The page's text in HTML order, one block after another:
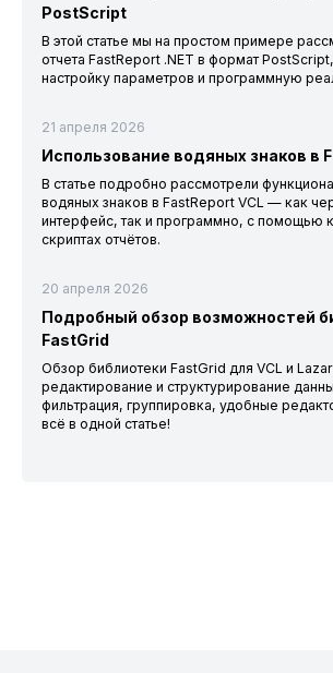
PostScript
В этой статье мы на простом примере
отчета FastReport .NET в формат
настройку параметров и программную
21 апреля 2026
Использование водяных знаков в
В статье подробно рассмотрели
водяных знаков в FastReport VCL — как
интерфейс, так и программно, с помощью
скриптах отчётов.
20 апреля 2026
Подробный обзор возможностей
FastGrid
Обзор библиотеки FastGrid для VCL и
редактирование и структурирование
фильтрация, группировка, удобные
всё в одной статье!